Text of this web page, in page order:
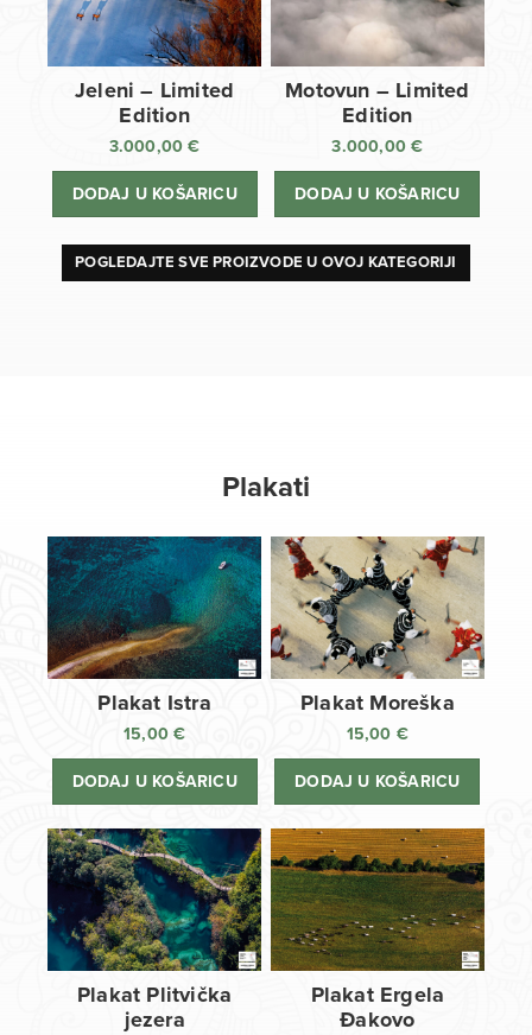
Jeleni – Limited
Edition
3.000,00€
DODAJ U KOŠARICU
Motovun – Limited
Edition
3.000,00€
DODAJ U KOŠARICU
POGLEDAJTE SVE PROIZVODE U OVOJ KATEGORIJI
Plakati
Plakat Istra
15,00€
DODAJ U KOŠARICU
Plakat Moreška
15,00 €
DODAJ U KOŠARICU
Plakat Plitvička
jezera
Plakat Ergela
Đakovo